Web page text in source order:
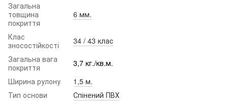
Загальна
товщина
покриття
6 мм.
Клас
зносостійкості
34 / 43 клас
Загальна вага
покриття
3,7 кг./кв.м.
Ширина рулону
1,5 м.
Тип основи
Спінений ПВХ